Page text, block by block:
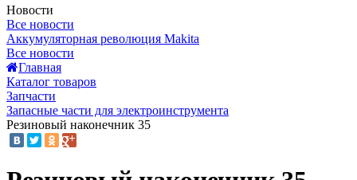
Новости
Все новости
Аккумуляторная революция Makita
Все новости
Главная
Каталог товаров
Запчасти
Запасные части для электроинструмента
Резиновый наконечник 35